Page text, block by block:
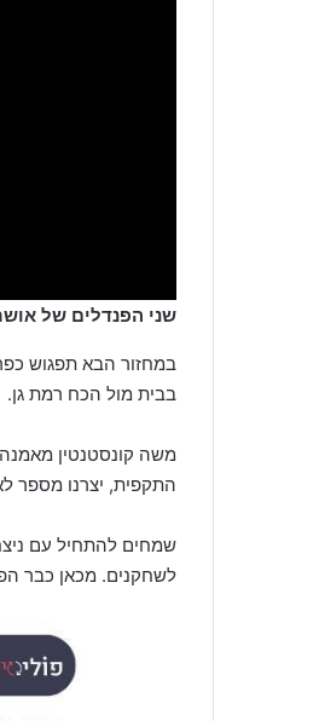
שני הפנדלים של
במחזור הבא תפגוש
בבית מול הכח רמת גן.
משה קונסטנטין
התקפית, יצרנו מספר
שמחים להתחיל עם
לשחקנים. מכאן כבר